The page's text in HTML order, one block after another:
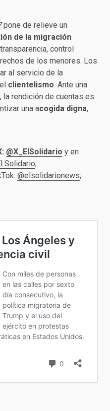
pone de relieve un
de la migración
control
de los menores. Los
al servicio de la
clientelismo. Ante una
rendición de cuentas es
una acogida digna,
@X_ElSolidario y en
Solidario;
@elsolidarionews;